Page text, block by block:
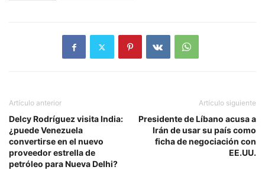
Artículo anterior
Delcy Rodríguez visita India:
¿puede Venezuela
convertirse en el nuevo
proveedor estrella de
petróleo para Nueva Delhi?
Artículo siguiente
Presidente de Líbano acusa a
Irán de usar su país como
ficha de negociación con
EE.UU.